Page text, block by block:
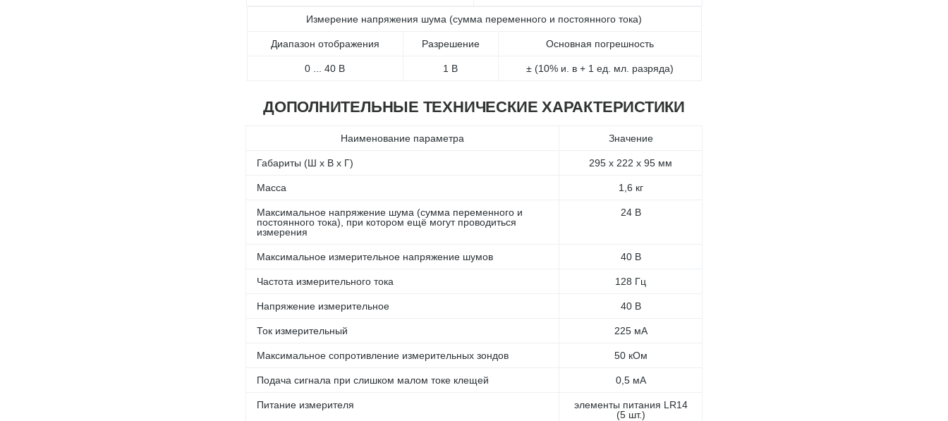
Измерение напряжения шума (сумма переменного и постоянного тока)
Диапазон отображения Разрешение Основная погрешность
0 ... 40 В 1 В ± (10% и. в + 1 ед. мл. разряда)
ДОПОЛНИТЕЛЬНЫЕ ТЕХНИЧЕСКИЕ ХАРАКТЕРИСТИКИ
Наименование параметра Значение
Габариты (Ш x В x Г) 295 x 222 x 95 мм
Масса 1,6 кг
Максимальное напряжение шума (сумма переменного и
постоянного тока), при котором ещё могут проводиться
измерения
24 В
Максимальное измерительное напряжение шумов 40 В
Частота измерительного тока 128 Гц
Напряжение измерительное 40 В
Ток измерительный 225 мА
Максимальное сопротивление измерительных зондов 50 кОм
Подача сигнала при слишком малом токе клещей 0,5 мА
Питание измерителя
элементы питания LR14
(5 шт.)